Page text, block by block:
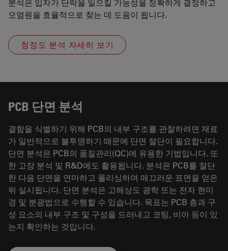
분석은 입자가 단락을 일으킬 가능성을 정확하게 결정하고
오염원을 효율적으로 찾는 데 도움이 됩니다.
청정도 분석 자세히 보기
PCB 단면 분석
결함을 식별하기 위해 PCB의 내부 구조를 관찰하려면 재료
가 일반적으로 불투명하기 때문에 단면 절단이 필요합니다.
단면 분석은 PCB의 품질관리(QC)에 유용한 기법입니다. 또
한 고장 분석 및 R&D에도 활용됩니다. 분석은 PCB를 절단
한 다음 단면을 연마하고 폴리싱하여 매끄러운 표면을 얻은
뒤 실시됩니다. 단면 분석은 고해상도 광학 또는 전자 현미
경 및 분광법으로 수행할 수 있습니다. 목표는 PCB 층과 구
성 요소의 내부 구조 및 구성을 드러내고 코팅, 비아 등이 있
는지 확인하는 것입니다.